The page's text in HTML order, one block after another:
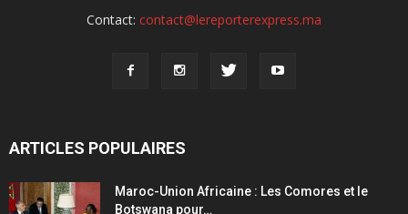
Contact: contact@lereporterexpress.ma
ARTICLES POPULAIRES
Maroc-Union Africaine : Les Comores et le
Botswana pour…